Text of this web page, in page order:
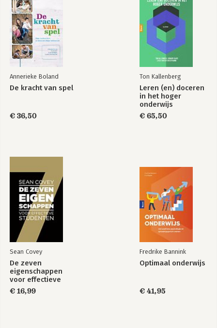
6.2 Voorbeelden van heuristieken 272
6.3 Overzicht van heuristieken 278
Begrippenregister 280
Illustratieverantwoording 310
Over de auteurs 311
Annerieke Boland
De kracht van spel
€ 36,50
Ton Kallenberg
Leren (en) doceren
in het hoger
onderwijs
€ 65,50
Sean Covey
De zeven
eigenschappen
voor effectieve
studenten
€ 16,99
Fredrike Bannink
Optimaal onderwijs
€ 41,95